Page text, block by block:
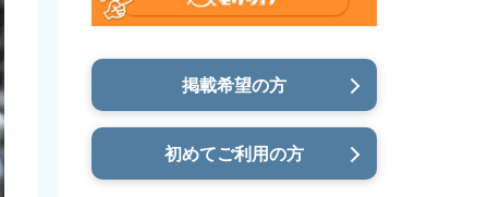
掲載希望の方
初めてご利用の方